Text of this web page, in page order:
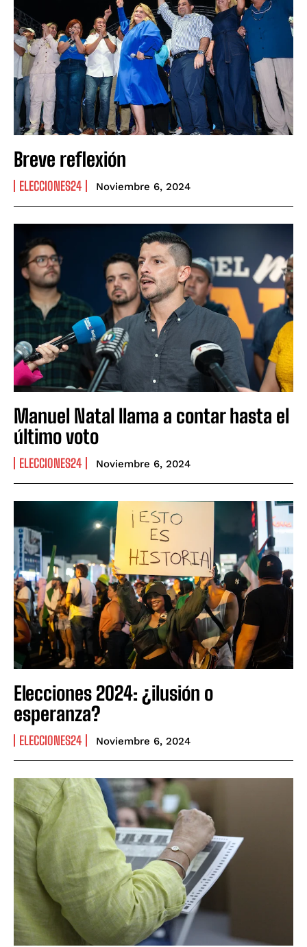
Breve reflexión
ELECCIONES24 Noviembre 6, 2024
Manuel Natal llama a contar hasta el
último voto
ELECCIONES24 Noviembre 6, 2024
Elecciones 2024: ¿ilusión o
esperanza?
ELECCIONES24 Noviembre 6, 2024